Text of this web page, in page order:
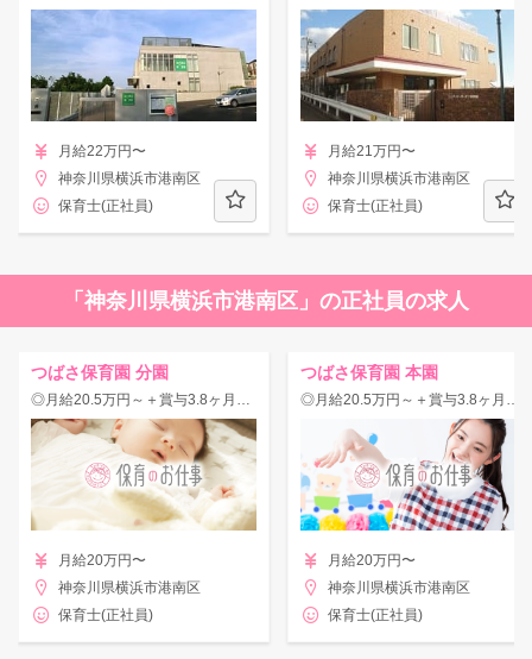
月給22万円〜
神奈川県横浜市港南区
保育士(正社員)
月給21万円〜
神奈川県横浜市港南区
保育士(正社員)
「神奈川県横浜市港南区」の正社員の求人
つばさ保育園 分園
◎月給20.5万円～＋賞与3.8ヶ月◎年休125日！【0・1歳児×定員30名】
月給20万円〜
神奈川県横浜市港南区
保育士(正社員)
つばさ保育園 本園
◎月給20.5万円～＋賞与3.8ヶ月◎年休125日＆有休や夏休みが柔軟に取れる！
月給20万円〜
神奈川県横浜市港南区
保育士(正社員)